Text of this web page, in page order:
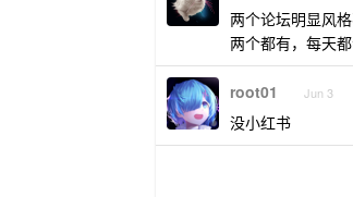
两个论坛明显风
两个都有，每天
root01 Jun 3
没小红书